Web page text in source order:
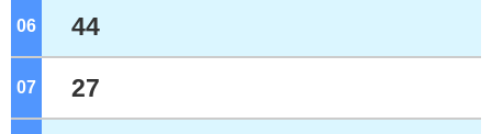
06 44
07 27